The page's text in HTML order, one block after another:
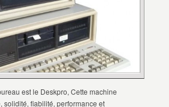
est le Deskpro, Cette machine
solidité, fiabilité, performance et